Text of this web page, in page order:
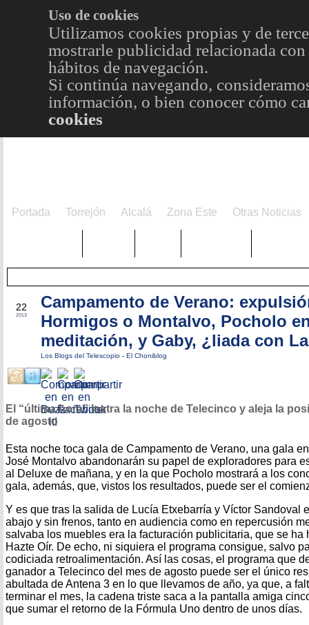
Uso de cookies
Utilizamos cookies propias y de
mostrarle publicidad relacionada
hábitos de navegación.
Si continúa navegando,
información, o bien conocer cómo
cookies
Portada Torrejón Alcalá Zona Este Otras Noticias
22
2013
Campamento de Verano:
Hormigos o Montalvo, Pocholo
meditación, y Gaby, ¿liada con
Los Blogs del Telescopio - El Choniblog
El “última hora” lastra la noche de Telecinco y aleja la
de agosto
Esta noche toca gala de Campamento de Verano, una gala
José Montalvo abandonarán su papel de exploradores para
al Deluxe de mañana, y en la que Pocholo mostrará a los
gala, además, que, vistos los resultados, puede ser el
Y es que tras la salida de Lucía Etxebarría y Víctor Sandoval
abajo y sin frenos, tanto en audiencia como en repercusión
salvaba los muebles era la facturación publicitaria, que se ha
Hazte Oír. De echo, ni siquiera el programa consigue, salvo
codiciada retroalimentación. Así las cosas, el programa que
ganador a Telecinco del mes de agosto puede ser el único
abultada de Antena 3 en lo que llevamos de año, ya que, a
terminar el mes, la cadena triste saca a la pantalla amiga
que sumar el retorno de la Fórmula Uno dentro de unos días.